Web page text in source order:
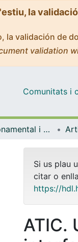
la
la validación de
validation
Comunitats i
Infermeria Fonamental i Clínica
Si us plau
citar o
https://
ATIC.